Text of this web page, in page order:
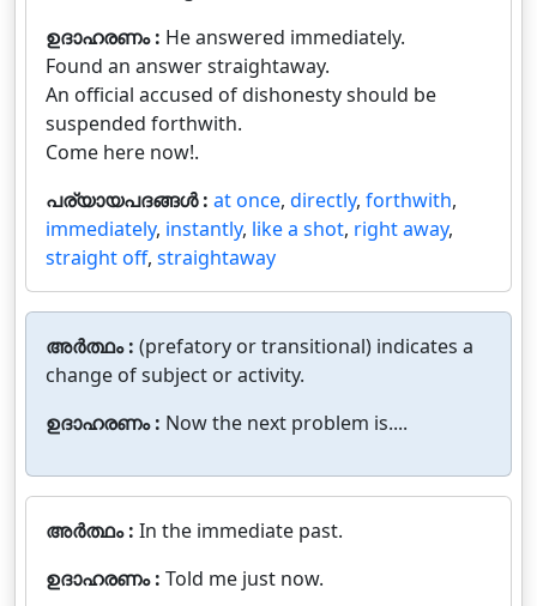
ഉദാഹരണം : He answered immediately.
Found an answer straightaway.
An official accused of dishonesty should be
suspended forthwith.
Come here now!.
പര്യായപദങ്ങൾ : at once, directly, forthwith,
immediately, instantly, like a shot, right away,
straight off, straightaway
അർത്ഥം : (prefatory or transitional) indicates a
change of subject or activity.
ഉദാഹരണം : Now the next problem is....
അർത്ഥം : In the immediate past.
ഉദാഹരണം : Told me just now.